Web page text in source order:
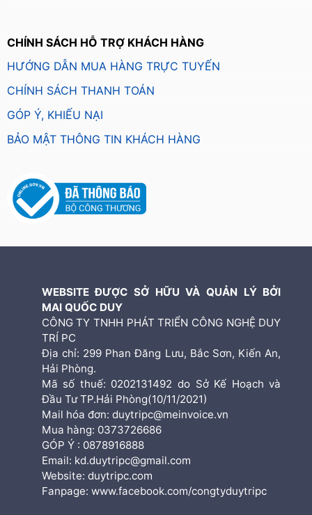
CHÍNH SÁCH HỖ TRỢ KHÁCH HÀNG
HƯỚNG DẪN MUA HÀNG TRỰC TUYẾN
CHÍNH SÁCH THANH TOÁN
GÓP Ý, KHIẾU NẠI
BẢO MẬT THÔNG TIN KHÁCH HÀNG
WEBSITE ĐƯỢC SỞ HỮU VÀ QUẢN LÝ BỞI
MAI QUỐC DUY
CÔNG TY TNHH PHÁT TRIỂN CÔNG NGHỆ DUY
TRÍ PC
Địa chỉ: 299 Phan Đăng Lưu, Bắc Sơn, Kiến An,
Hải Phòng.
Mã số thuế: 0202131492 do Sở Kế Hoạch và
Đầu Tư TP.Hải Phòng(10/11/2021)
Mail hóa đơn: duytripc@meinvoice.vn
Mua hàng: 0373726686
GÓP Ý : 0878916888
Email: kd.duytripc@gmail.com
Website: duytripc.com
Fanpage: www.facebook.com/congtyduytripc